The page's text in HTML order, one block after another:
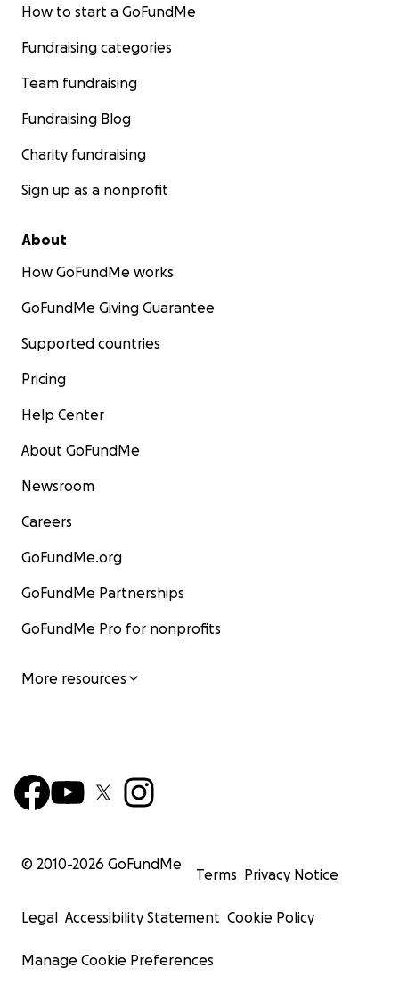
How to start a GoFundMe
Fundraising categories
Team fundraising
Fundraising Blog
Charity fundraising
Sign up as a nonprofit
About
How GoFundMe works
GoFundMe Giving Guarantee
Supported countries
Pricing
Help Center
About GoFundMe
Newsroom
Careers
GoFundMe.org
GoFundMe Partnerships
GoFundMe Pro for nonprofits
More resources
© 2010-2026 GoFundMe
Terms Privacy Notice
Legal Accessibility Statement Cookie Policy
Manage Cookie Preferences